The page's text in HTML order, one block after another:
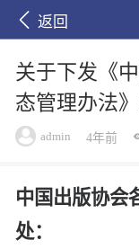
返回
关于下发《
态管理办法
admin 4年前
中国出版协会
处：